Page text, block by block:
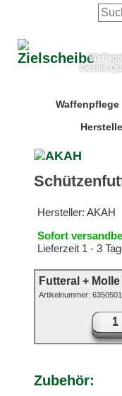
Gezielt
Waffenpflege
Hersteller: AKAH
Sofort
Lieferzeit 1 - 3
Futteral +
Artikelnummer:
Zubehör: